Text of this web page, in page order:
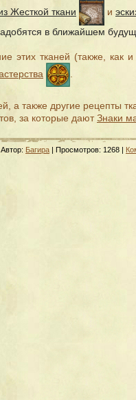
Жесткой ткани
и
в ближайшем
этих тканей (также, как
.
а также другие рецепты
за которые даютЗнаки
Багира | Просмотров: 1268 |